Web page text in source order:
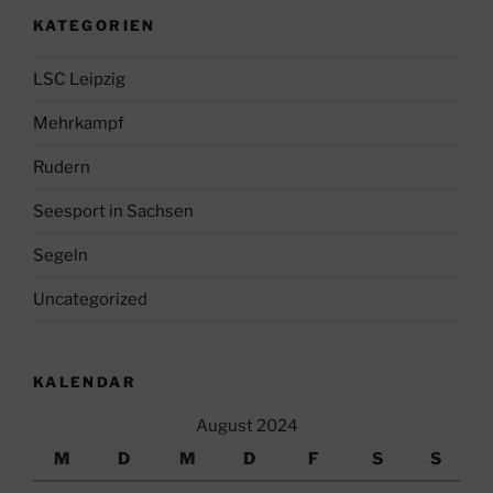
KATEGORIEN
LSC Leipzig
Mehrkampf
Rudern
Seesport in Sachsen
Segeln
Uncategorized
KALENDAR
August 2024
M
D M D F S S